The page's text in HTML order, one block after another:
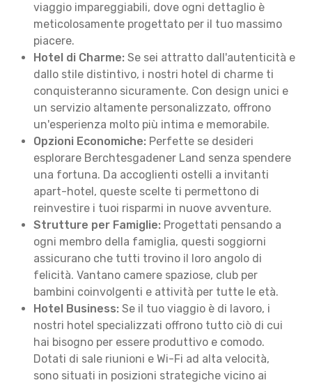
viaggio impareggiabili, dove ogni dettaglio è
meticolosamente progettato per il tuo massimo
piacere.
Hotel di Charme: Se sei attratto dall'autenticità e
dallo stile distintivo, i nostri hotel di charme ti
conquisteranno sicuramente. Con design unici e
un servizio altamente personalizzato, offrono
un'esperienza molto più intima e memorabile.
Opzioni Economiche: Perfette se desideri
esplorare Berchtesgadener Land senza spendere
una fortuna. Da accoglienti ostelli a invitanti
apart-hotel, queste scelte ti permettono di
reinvestire i tuoi risparmi in nuove avventure.
Strutture per Famiglie: Progettati pensando a
ogni membro della famiglia, questi soggiorni
assicurano che tutti trovino il loro angolo di
felicità. Vantano camere spaziose, club per
bambini coinvolgenti e attività per tutte le età.
Hotel Business: Se il tuo viaggio è di lavoro, i
nostri hotel specializzati offrono tutto ciò di cui
hai bisogno per essere produttivo e comodo.
Dotati di sale riunioni e Wi-Fi ad alta velocità,
sono situati in posizioni strategiche vicino ai